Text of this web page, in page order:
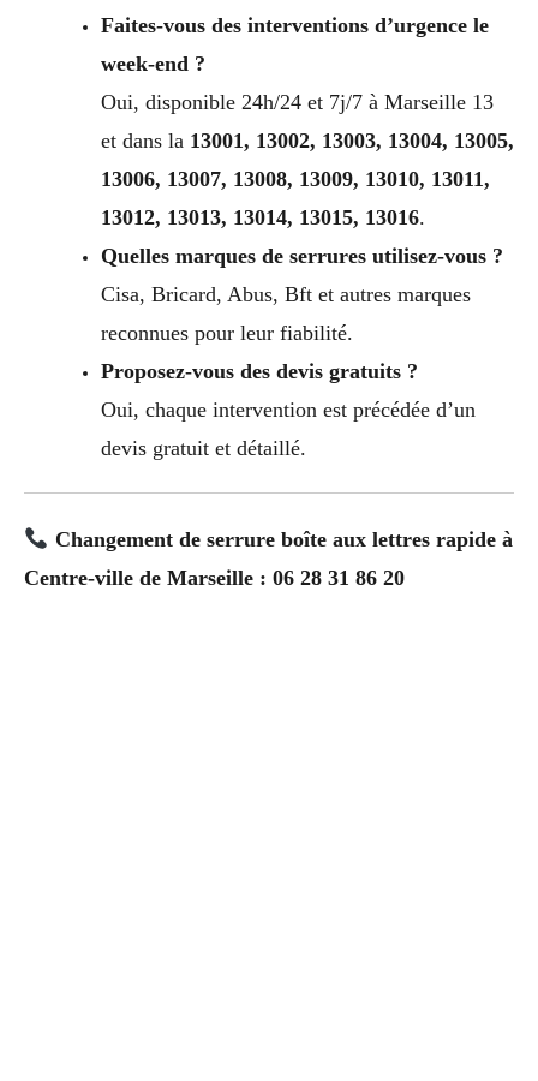
Faites-vous des interventions d’urgence le
week-end ?
Oui, disponible 24h/24 et 7j/7 à Marseille 13
et dans la 13001, 13002, 13003, 13004, 13005,
13006, 13007, 13008, 13009, 13010, 13011,
13012, 13013, 13014, 13015, 13016.
Quelles marques de serrures utilisez-vous ?
Cisa, Bricard, Abus, Bft et autres marques
reconnues pour leur fiabilité.
Proposez-vous des devis gratuits ?
Oui, chaque intervention est précédée d’un
devis gratuit et détaillé.
Changement de serrure boîte aux lettres rapide à
Centre-ville de Marseille : 06 28 31 86 20